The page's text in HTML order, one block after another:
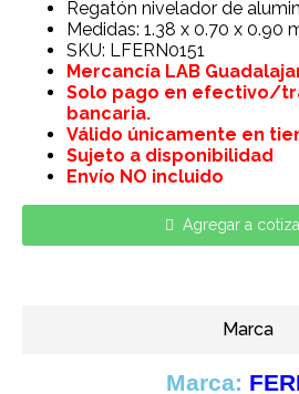
Regatón nivelador de
Medidas: 1.38 x 0.70 x 0.90
SKU: LFERN0151
Mercancía LAB
Solo pago en efectivo/
bancaria.
Válido únicamente en
Sujeto a disponibilidad
Envío NO incluido
Agregar a
Marca
Marca: